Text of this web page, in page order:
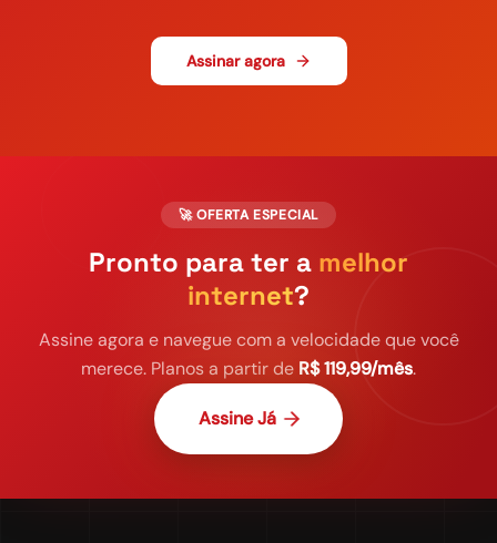
Assinar agora
🚀 OFERTA ESPECIAL
Pronto para ter a melhor
internet?
Assine agora e navegue com a velocidade que você
merece. Planos a partir de R$ 119,99/mês.
Assine Já